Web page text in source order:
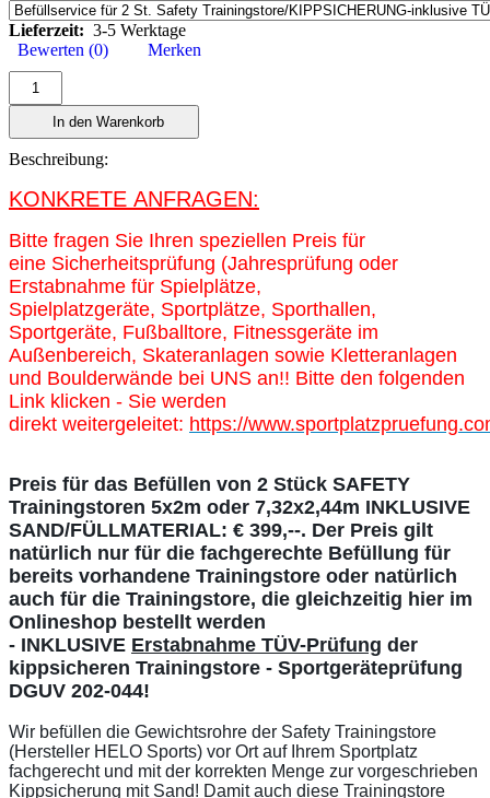
Lieferzeit: 3-5 Werktage
Bewerten (0)
Merken
In den Warenkorb
Beschreibung:
KONKRETE ANFRAGEN:
Bitte fragen Sie Ihren speziellen Preis für
eine Sicherheitsprüfung (Jahresprüfung oder
Erstabnahme für Spielplätze,
Spielplatzgeräte, Sportplätze, Sporthallen,
Sportgeräte, Fußballtore, Fitnessgeräte im
Außenbereich, Skateranlagen sowie Kletteranlagen
und Boulderwände bei UNS an!! Bitte den folgenden
Link klicken - Sie werden
direkt weitergeleitet: https://
Preis für das Befüllen von 2 Stück SAFETY
Trainingstoren 5x2m oder 7,32x2,44m INKLUSIVE
SAND/FÜLLMATERIAL: € 399,--. Der Preis gilt
natürlich nur für die fachgerechte Befüllung für
bereits vorhandene Trainingstore oder natürlich
auch für die Trainingstore, die gleichzeitig hier im
Onlineshop bestellt werden
- INKLUSIVE Erstabnahme TÜV-Prüfung der
kippsicheren Trainingstore - Sportgeräteprüfung
DGUV 202-044!
Wir befüllen die Gewichtsrohre der Safety Trainingstore
(Hersteller HELO Sports) vor Ort auf Ihrem Sportplatz
fachgerecht und mit der korrekten Menge zur vorgeschrieben
Kippsicherung mit Sand! Damit auch diese Trainingstore